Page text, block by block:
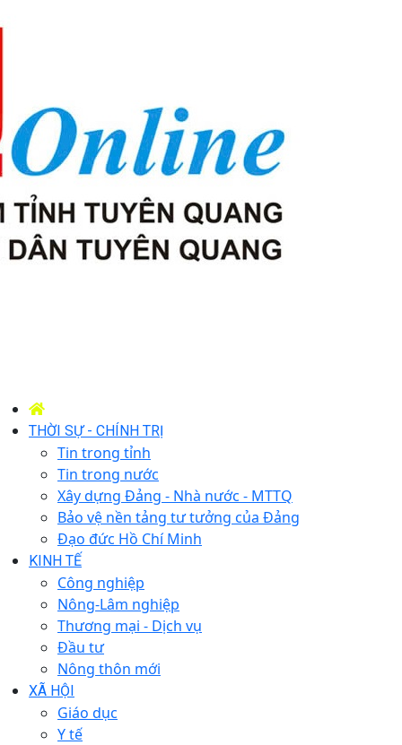
THỜI SỰ - CHÍNH TRỊ
Tin trong tỉnh
Tin trong nước
Xây dựng Đảng - Nhà nước - MTTQ
Bảo vệ nền tảng tư tưởng của Đảng
Đạo đức Hồ Chí Minh
KINH TẾ
Công nghiệp
Nông-Lâm nghiệp
Thương mại - Dịch vụ
Đầu tư
Nông thôn mới
XÃ HỘI
Giáo dục
Y tế